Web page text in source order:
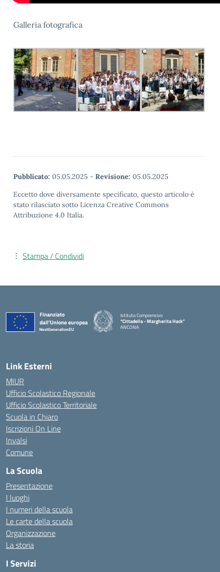
Galleria fotografica
Pubblicato: 05.05.2025 - Revisione: 05.05.2025
Eccetto dove diversamente specificato, questo articolo è
stato rilasciato sotto Licenza Creative Commons
Attribuzione 4.0 Italia.
Stampa / Condividi
Istituto Comprensivo
“Cittadella - Margherita Hack”
ANCONA
Link Esterni
MIUR
Ufficio Scolastico Regionale
Ufficio Scolastico Territoriale
Scuola in Chiaro
Iscrizioni On Line
Invalsi
Comune
La Scuola
Presentazione
I luoghi
I numeri della scuola
Le carte della scuola
Organizzazione
La storia
I Servizi